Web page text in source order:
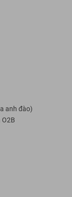
anh đào)